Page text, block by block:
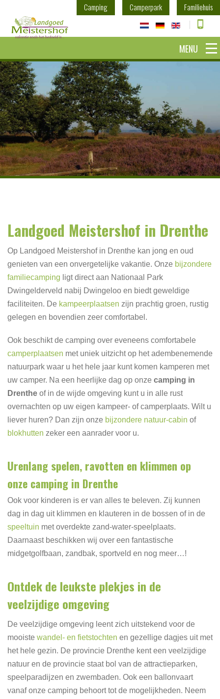
Camping Camperpark Familiehuis
MENU
Landgoed Meistershof in Drenthe
Op Landgoed Meistershof in Drenthe kan jong en oud
genieten van een onvergetelijke vakantie. Onze bijzondere
familiecamping ligt direct aan Nationaal Park
Dwingelderveld nabij Dwingeloo en biedt geweldige
faciliteiten. De kampeerplaatsen zijn prachtig groen, rustig
gelegen en bovendien zeer comfortabel.
Ook beschikt de camping over eveneens comfortabele
camperplaatsen met uniek uitzicht op het adembenemende
natuurpark waar u het hele jaar kunt komen kamperen met
uw camper. Na een heerlijke dag op onze camping in
Drenthe of in de wijde omgeving kunt u in alle rust
overnachten op uw eigen kampeer- of camperplaats. Wilt u
liever huren? Dan zijn onze bijzondere natuur-cabin of
blokhutten zeker een aanrader voor u.
Urenlang spelen, ravotten en klimmen op
onze camping in Drenthe
Ook voor kinderen is er van alles te beleven. Zij kunnen
dag in dag uit klimmen en klauteren in de bossen of in de
speeltuin met overdekte zand-water-speelplaats.
Daarnaast beschikken wij over een fantastische
midgetgolfbaan, zandbak, sportveld en nog meer…!
Ontdek de leukste plekjes in de
veelzijdige omgeving
De veelzijdige omgeving leent zich uitstekend voor de
mooiste wandel- en fietstochten en gezellige dagjes uit met
het hele gezin. De provincie Drenthe kent een veelzijdige
natuur en de provincie staat bol van de attractieparken,
speelparadijzen en zwembaden. Ook een ballonvaart
vanaf onze camping behoort tot de mogelijkheden. Neem